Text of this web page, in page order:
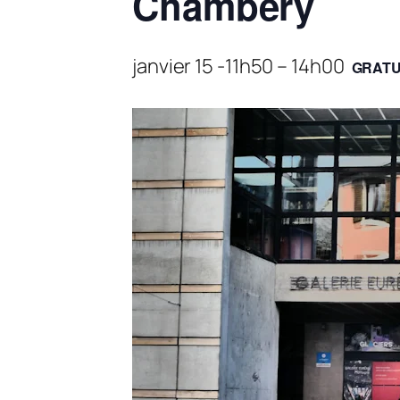
janvier 15 -11h50 – 14h00